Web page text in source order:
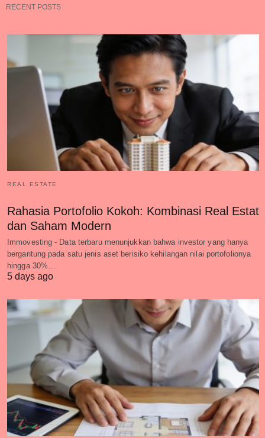
RECENT POSTS
REAL ESTATE
Rahasia Portofolio Kokoh: Kombinasi Real Estat
dan Saham Modern
Immovesting - Data terbaru menunjukkan bahwa investor yang hanya
bergantung pada satu jenis aset berisiko kehilangan nilai portofolionya
hingga 30%…
5 days ago